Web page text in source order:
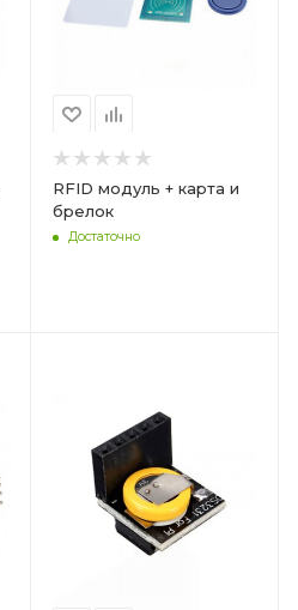
RFID модуль + карта и
брелок
Достаточно